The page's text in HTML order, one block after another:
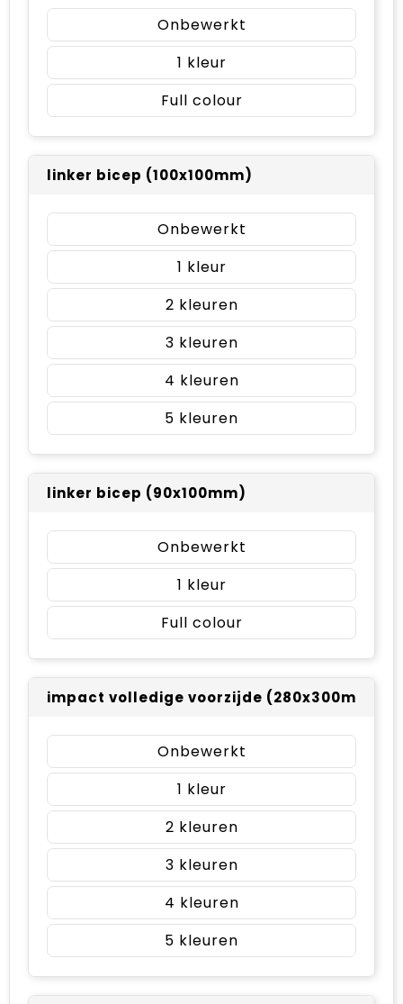
Onbewerkt
1
Full colour
linker bicep (100x100mm)
Onbewerkt
1
2
3
4
5
linker bicep (90x100mm)
Onbewerkt
1
Full colour
impact volledige voorzijde (280x300mm)
Onbewerkt
1
2
3
4
5